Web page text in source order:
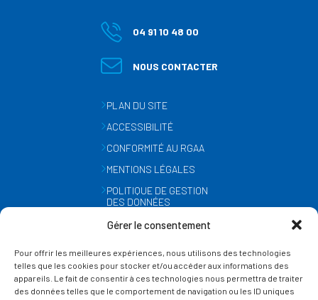
Gérer le consentement
Pour offrir les meilleures expériences, nous utilisons des technologies
telles que les cookies pour stocker et/ou accéder aux informations des
appareils. Le fait de consentir à ces technologies nous permettra de traiter
des données telles que le comportement de navigation ou les ID uniques
04 91 10 48 00
NOUS CONTACTER
PLAN DU SITE
ACCESSIBILITÉ
CONFORMITÉ AU RGAA
MENTIONS LÉGALES
POLITIQUE DE GESTION
DES DONNÉES
GESTION DES COOKIES